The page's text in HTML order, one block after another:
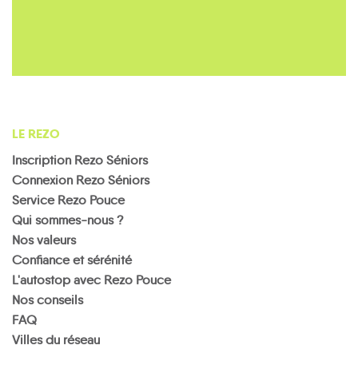
LE REZO
Inscription Rezo Séniors
Connexion Rezo Séniors
Service Rezo Pouce
Qui sommes-nous ?
Nos valeurs
Confiance et sérénité
L'autostop avec Rezo Pouce
Nos conseils
FAQ
Villes du réseau